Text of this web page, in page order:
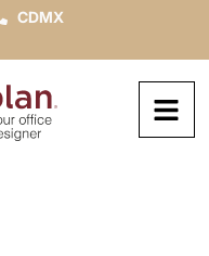
CDMX